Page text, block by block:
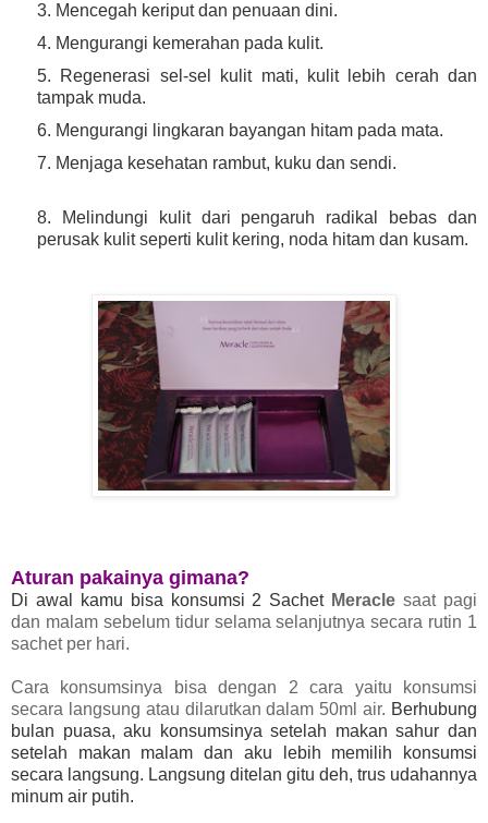
3. Mencegah keriput dan penuaan dini.
4. Mengurangi kemerahan pada kulit.
5. Regenerasi sel-sel kulit mati, kulit lebih cerah dan
tampak muda.
6. Mengurangi lingkaran bayangan hitam pada mata.
7. Menjaga kesehatan rambut, kuku dan sendi.
8. Melindungi kulit dari pengaruh radikal bebas dan
perusak kulit seperti kulit kering, noda hitam dan kusam.
Aturan pakainya gimana?
Di awal kamu bisa konsumsi 2 Sachet Meraclesaat pagi
dan malam sebelum tidur selama selanjutnya secara rutin 1
sachet per hari.
Cara konsumsinya bisa dengan 2 cara yaitu konsumsi
secara langsung atau dilarutkan dalam 50ml air. Berhubung
bulan puasa, aku konsumsinya setelah makan sahur dan
setelah makan malam dan aku lebih memilih konsumsi
secara langsung. Langsung ditelan gitu deh, trus udahannya
minum air putih.